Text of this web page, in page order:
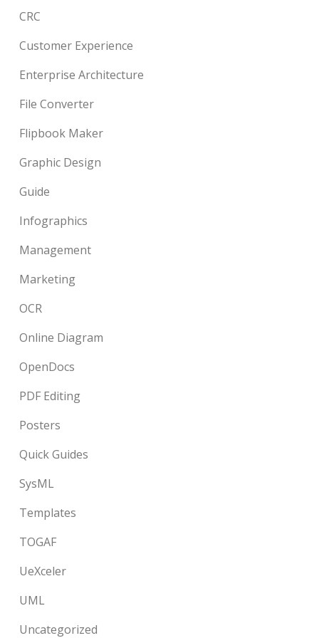
CRC
Customer Experience
Enterprise Architecture
File Converter
Flipbook Maker
Graphic Design
Guide
Infographics
Management
Marketing
OCR
Online Diagram
OpenDocs
PDF Editing
Posters
Quick Guides
SysML
Templates
TOGAF
UeXceler
UML
Uncategorized